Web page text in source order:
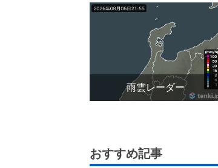
雨雲レーダー
おすすめ記事